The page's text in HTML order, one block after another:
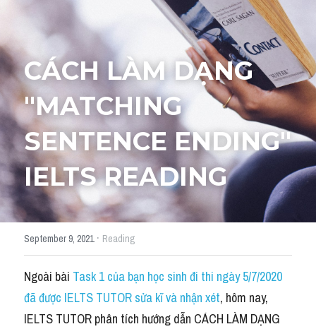
Cách diễn đạt
IELTS Videos - Ebook
Điểm báo
Adj
Idiom
Khác
Từ vựng theo topic
Từ vựng theo Topic
Vocabulary - Grammar
Grammar
HỌC THỬ →
CÁCH LÀM DẠNG
"MATCHING
SENTENCE ENDING"
IELTS READING
September 9, 2021· Reading
Ngoài bài Task 1 của bạn học sinh đi thi ngày 5/7/2020
đã được IELTS TUTOR sửa kĩ và nhận xét, hôm nay,
IELTS TUTOR phân tích hướng dẫn CÁCH LÀM DẠNG